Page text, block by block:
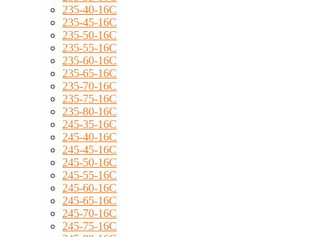
235-40-16C
235-45-16C
235-50-16C
235-55-16C
235-60-16C
235-65-16C
235-70-16C
235-75-16C
235-80-16C
245-35-16C
245-40-16C
245-45-16C
245-50-16C
245-55-16C
245-60-16C
245-65-16C
245-70-16C
245-75-16C